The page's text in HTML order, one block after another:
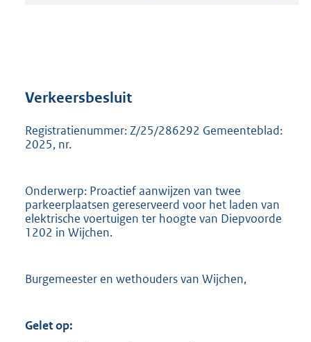
t
9
0
8
Verkeersbesluit
Registratienummer: Z/25/286292 Gemeenteblad:
2025, nr.
Onderwerp: Proactief aanwijzen van twee
parkeerplaatsen gereserveerd voor het laden van
elektrische voertuigen ter hoogte van Diepvoorde
1202 in Wijchen.
Burgemeester en wethouders van Wijchen,
Gelet op: